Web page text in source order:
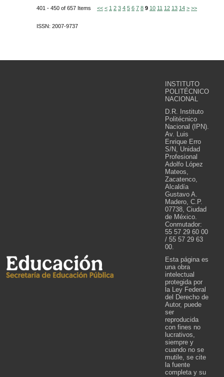
401 - 450 of 657 Items << < 1 2 3 4 5 6 7 8 9 10 11 12 13 14 > >>
ISSN: 2007-9737
INSTITUTO
POLITÉCNICO
NACIONAL
D.R. Instituto
Politécnico
Nacional (IPN).
Av. Luis
Enrique Erro
S/N, Unidad
Profesional
Adolfo López
Mateos,
Zacatenco,
Alcaldía
Gustavo A.
Madero, C.P.
07738, Ciudad
de México.
Conmutador:
55 57 29 60 00
/ 55 57 29 63
00.
Esta página es
una obra
intelectual
protegida por
la Ley Federal
del Derecho de
Autor, puede
ser
reproducida
con fines no
lucrativos,
siempre y
cuando no se
mutile, se cite
la fuente
completa y su